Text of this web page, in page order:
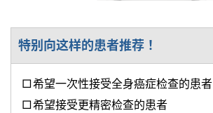
特别向这样的患者推荐！
希望一次性接受全身癌症检查的患者
希望接受更精密检查的患者